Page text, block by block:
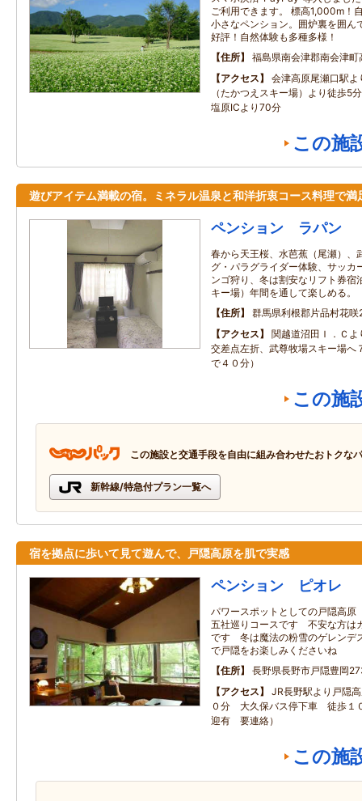
ご利用できます。 標高1,000m！
小さなペンション。囲炉裏を囲ん
好評！自然体験も多種多様！
住所
福島県南会津郡南会津
アクセス
会津高原尾瀬口駅
（たかつえスキー場）より徒歩5
塩原ICより70分
この施
遊びアイテム満載の宿。ミネラル温泉と和洋折衷コース料理で満
ペンション ラパン
春から天王桜、水芭蕉（尾瀬）、
グ・パラグライダー体験、サッカ
ンゴ狩り、冬は割安なリフト券宿
キー場）年間を通して楽しめる。
住所
群馬県利根郡片品村花
アクセス
関越道沼田Ｉ．Ｃ
交差点左折、武尊牧場スキー場へ
で４０分）
この施
この施設と交通手段を自由に組み合わせたおトクな
新幹線/特急付プラン一覧へ
宿を拠点に歩いて見て遊んで、戸隠高原を肌で実感
ペンション ピオレ
パワースポットとしての戸隠高
五社巡りコースです 不安な方は
です 冬は魔法の粉雪のゲレンデ
で戸隠をお楽しみくださいね
住所
長野県長野市戸隠豊岡
アクセス
JR長野駅より戸隠
０分 大久保バス停下車 徒歩１
迎有 要連絡）
この施